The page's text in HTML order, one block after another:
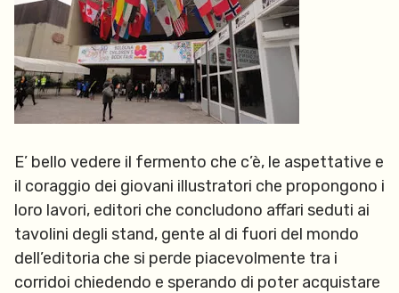
E’ bello vedere il fermento che c’è, le aspettative e
il coraggio dei giovani illustratori che propongono i
loro lavori, editori che concludono affari seduti ai
tavolini degli stand, gente al di fuori del mondo
dell’editoria che si perde piacevolmente tra i
corridoi chiedendo e sperando di poter acquistare